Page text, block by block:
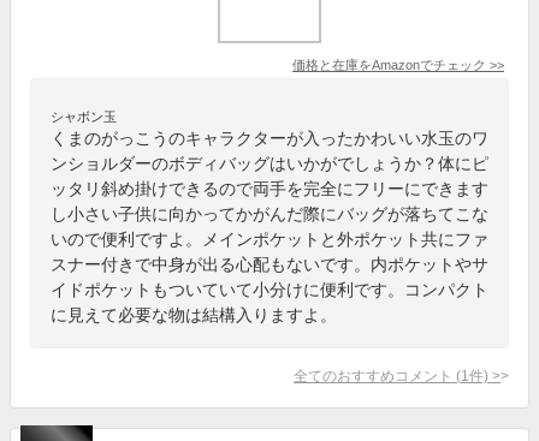
価格と在庫をAmazonでチェック >>
シャボン玉
くまのがっこうのキャラクターが入ったかわいい水玉のワ
ンショルダーのボディバッグはいかがでしょうか？体にピ
ッタリ斜め掛けできるので両手を完全にフリーにできます
し小さい子供に向かってかがんだ際にバッグが落ちてこな
いので便利ですよ。メインポケットと外ポケット共にファ
スナー付きで中身が出る心配もないです。内ポケットやサ
イドポケットもついていて小分けに便利です。コンパクト
に見えて必要な物は結構入りますよ。
全てのおすすめコメント (1 件) >